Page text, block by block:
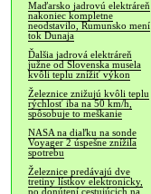
Maďarsko jadrovú elektráreň
nakoniec kompletne
neodstavilo, Rumunsko mení
tok Dunaja
Ďalšia jadrová elektráreň
južne od Slovenska musela
kvôli teplu znížiť výkon
Železnice znižujú kvôli teplu
rýchlosť iba na 50 km/h,
spôsobuje to meškanie
NASA na diaľku na sonde
Voyager 2 úspešne znížila
spotrebu
Železnice predávajú dve
tretiny lístkov elektronicky,
po donútení cestujúcich na